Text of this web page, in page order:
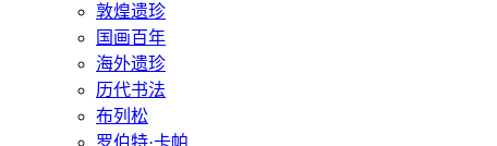
敦煌遗珍
国画百年
海外遗珍
历代书法
布列松
罗伯特·卡帕